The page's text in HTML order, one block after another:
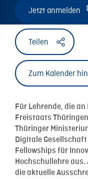
Jetzt anmelden
Teilen
Zum Kalender
Für Lehrende, die
Freistaats
Thüringer
Digitale
Fellowships für
Hochschullehre
die aktuelle